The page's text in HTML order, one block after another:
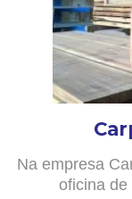
Na empresa
oficina